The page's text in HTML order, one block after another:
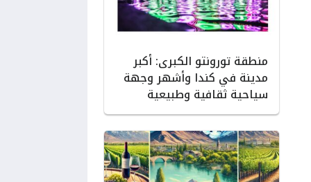
منطقة تورونتو الكبرى: أكبر
مدينة في كندا وأشهر وجهة
سياحية ثقافية وطبيعية